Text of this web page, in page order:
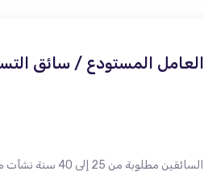
العامل المستودع / سائق
شحنة السائقين